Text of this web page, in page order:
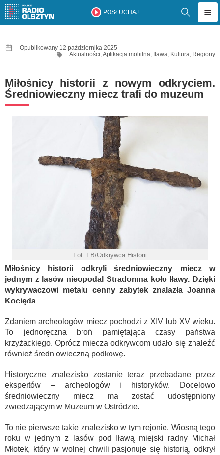
POSŁUCHAJ
Opublikowany 12 października 2025
Aktualności,Aplikacja mobilna, Iława, Kultura, Regiony
Miłośnicy historii z nowym odkryciem.
Średniowieczny miecz trafi do muzeum
Fot. FB/Odkrywca Historii
Miłośnicy historii odkryli średniowieczny miecz w
jednym z lasów nieopodal Stradomna koło Iławy. Dzięki
wykrywaczowi metalu cenny zabytek znalazła Joanna
Kocięda.
Zdaniem archeologów miecz pochodzi z XIV lub XV wieku.
To jednoręczna broń pamiętająca czasy państwa
krzyżackiego. Oprócz miecza odkrywcom udało się znaleźć
również średniowieczną podkowę.
Historyczne znalezisko zostanie teraz przebadane przez
ekspertów – archeologów i historyków. Docelowo
średniowieczny miecz ma zostać udostępniony
zwiedzającym w Muzeum w Ostródzie.
To nie pierwsze takie znalezisko w tym rejonie. Wiosną tego
roku w jednym z lasów pod Iławą miejski radny Michał
Młotek, który w wolnej chwili pasjonuje się historią, odkrył